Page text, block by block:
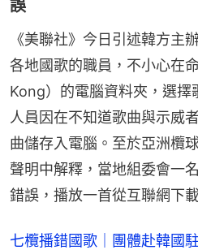
誤
《美聯社》今日引述韓方主
各地國歌的職員，不小心在
Kong）的電腦資料夾，選擇
人員因在不知道歌曲與示威
曲儲存入電腦。至於亞洲欖
聲明中解釋，當地組委會一
錯誤，播放一首從互聯網下
七欖播錯國歌｜團體赴韓國